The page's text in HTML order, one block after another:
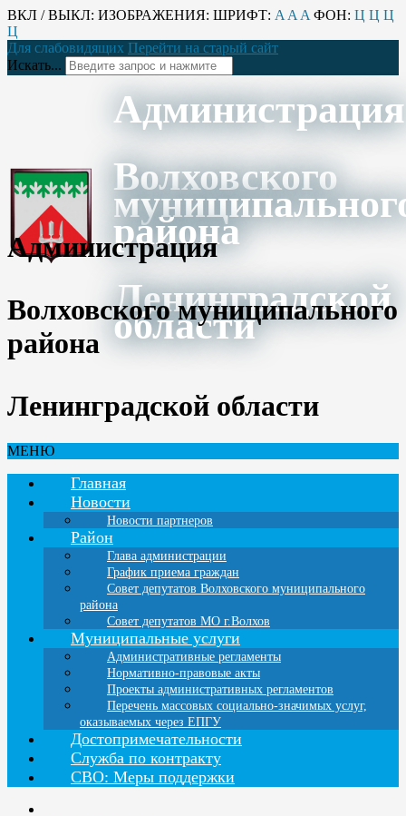
ВКЛ / ВЫКЛ: ИЗОБРАЖЕНИЯ: ШРИФТ: A A A ФОН: Ц Ц Ц
Ц
Для слабовидящих Перейти на старый сайт
Искать...
Администрация
Волховского
района
Ленинградской
области
Администрация
Волховского муниципального
района
Ленинградской области
МЕНЮ
Главная
Новости
Новости партнеров
Район
Глава администрации
График приема граждан
Совет депутатов Волховского муниципального
района
Совет депутатов МО г.Волхов
Муниципальные услуги
Административные регламенты
Нормативно-правовые акты
Проекты административных регламентов
Перечень массовых социально-значимых услуг,
оказываемых через ЕПГУ
Достопримечательности
Служба по контракту
СВО: Меры поддержки